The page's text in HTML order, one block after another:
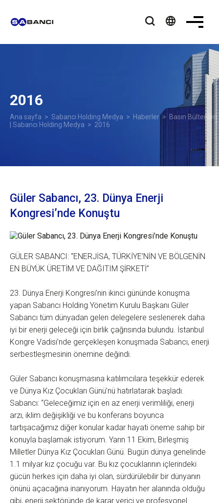
language
2016
Ana sayfa > Sabancı Holding Medya > Haberler> Basın Bültenleri
| Sabancı Holding Medya > 2016
Güler Sabancı, 23. Dünya Enerji
Kongresi’nde Konuştu
GÜLER SABANCI: “ENERJİSA, TÜRKİYE’NİN VE BÖLGENİN
EN BÜYÜK ÜRETİM VE DAĞITIM ŞİRKETİ”
23. Dünya Enerji Kongresi’nin ikinci gününde konuşma
yapan Sabancı Holding Yönetim Kurulu Başkanı Güler
Sabancı tüm dünyadan gelen delegelere seslenerek daha
iyi bir enerji geleceği için birlik çağrısında bulundu. İstanbul
Kongre Vadisi’nde gerçekleşen konuşmada Sabancı, enerji
serbestleşmesinin önemine değindi.
Güler Sabancı konuşmasına katılımcılara teşekkür ederek
ve Dünya Kız Çocukları Günü’nü hatırlatarak başladı.
Sabancı: “Geleceğimiz için en az enerji verimliliği, enerji
arzı, iklim değişikliği ve bu konferans boyunca
tartışacağımız diğer konular kadar hayati öneme sahip bir
konuyla başlamak istiyorum. Yarın 11 Ekim, Birleşmiş
Milletler Dünya Kız Çocukları Günü. Bugün dünya genelinde
1.1 milyar kız çocuğu var. Bu kız çocuklarının içlerindeki
gücün herkes için daha iyi olan, sürdürülebilir bir dünyanın
önünü açacağına inanıyorum. Hayatın her alanında olduğu
gibi, enerji sektöründe de karar verici ve profesyonel